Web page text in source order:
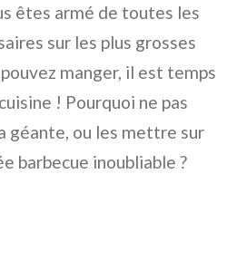
êtes armé de toutes les
sur les plus grosses
manger, il est temps
! Pourquoi ne pas
géante, ou les mettre sur
barbecue inoubliable ?